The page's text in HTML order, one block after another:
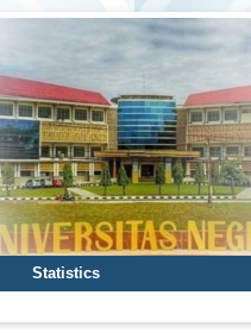
Statistics